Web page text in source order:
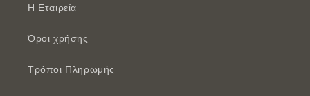
Η Εταιρεία
Όροι χρήσης
Τρόποι Πληρωμής